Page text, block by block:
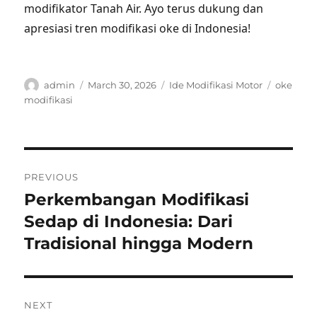
modifikator Tanah Air. Ayo terus dukung dan
apresiasi tren modifikasi oke di Indonesia!
Author
admin
Posted
March 30, 2026 Categories
Ide Modifikasi Motor Tags
oke
modifikasi
navigation
PREVIOUS
Previous
post:
Perkembangan Modifikasi
Sedap di Indonesia: Dari
Tradisional hingga Modern
NEXT